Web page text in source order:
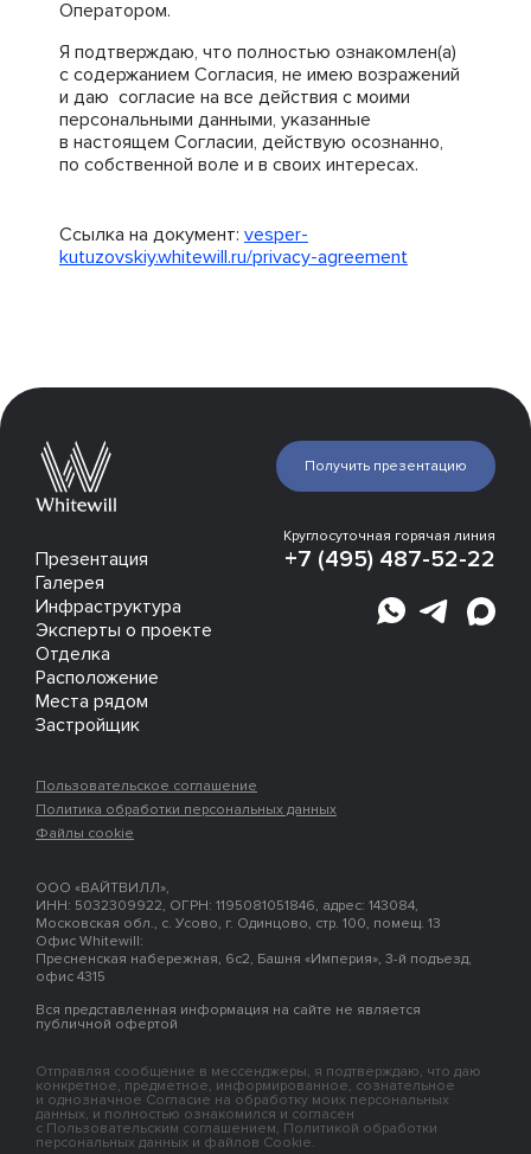
Оператором.
Я подтверждаю, что полностью ознакомлен(а)
с содержанием Согласия, не имею возражений
и даю согласие на все действия с моими
персональными данными, указанные
в настоящем Согласии, действую осознанно,
по собственной воле и в своих интересах.
Ссылка на документ: vesper-
kutuzovskiy.whitewill.ru/privacy-agreement
Презентация
Галерея
Инфраструктура
Эксперты о проекте
Отделка
Расположение
Места рядом
Застройщик
Круглосуточная горячая линия
+7 (495) 487-52-22
Получить презентацию
Пользовательское соглашение
Политика обработки персональных данных
Файлы cookie
ООО «ВАЙТВИЛЛ»,
ИНН: 5032309922, ОГРН: 1195081051846, адрес: 143084,
Московская обл., с. Усово, г. Одинцово, стр. 100, помещ. 13
Офис Whitewill:
Пресненская набережная, 6с2, Башня «Империя», 3-й подъезд,
офис 4315
Вся представленная информация на сайте не является
публичной офертой
Отправляя сообщение в мессенджеры, я подтверждаю, что даю
конкретное, предметное, информированное, сознательное
и однозначное Согласие на обработку моих персональных
данных, и полностью ознакомился и согласен
с Пользовательским соглашением, Политикой обработки
персональных данных и файлов Cookie.